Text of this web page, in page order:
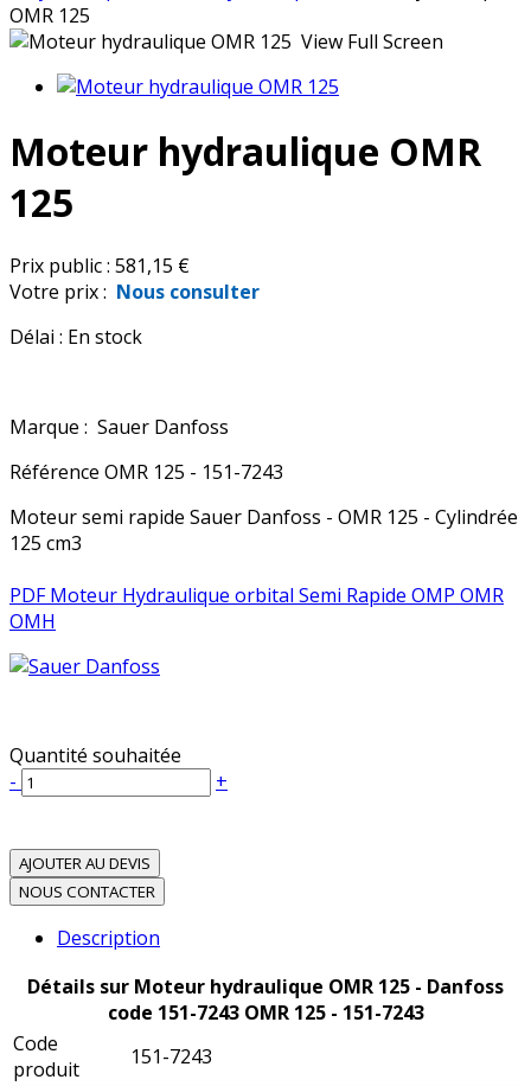
OMR 125
View Full Screen
Moteur hydraulique OMR
125
Prix public : 581,15 €
Votre prix : Nous consulter
Délai : En stock
Marque : Sauer Danfoss
Référence OMR 125 - 151-7243
Moteur semi rapide Sauer Danfoss - OMR 125 - Cylindrée
125 cm3
PDF Moteur Hydraulique orbital Semi Rapide OMP OMR
OMH
Quantité souhaitée
-
+
AJOUTER AU DEVIS
NOUS CONTACTER
Description
Détails sur Moteur hydraulique OMR 125 - Danfoss
code 151-7243 OMR 125 - 151-7243
Code
produit
151-7243